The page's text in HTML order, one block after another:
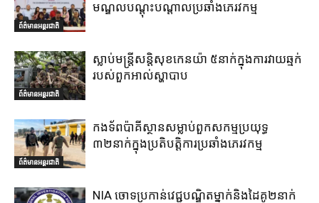
ព័ត៌មានអន្តរជាតិ
មណ្ឌលបណ្តុះបណ្តាលប្រឆាំងភេរវកម្ម
ព័ត៌មានអន្តរជាតិ
ស្លាប់មន្ត្រីសន្តិសុខកេនយ៉ា ៥នាក់ក្នុងការវាយឆ្មក់
របស់ពួកអាល់ស្ហាបាប
ព័ត៌មានអន្តរជាតិ
កងទ័ពប៉ាគីស្ថានសម្លាប់ពួកសកម្មប្រយុទ្ធ
៣២នាក់ក្នុងប្រតិបត្តិការប្រឆាំងភេរវកម្ម
NIA ចោទប្រកាន់វេជ្ជបណ្ឌិតម្នាក់និងដៃគូ២នាក់